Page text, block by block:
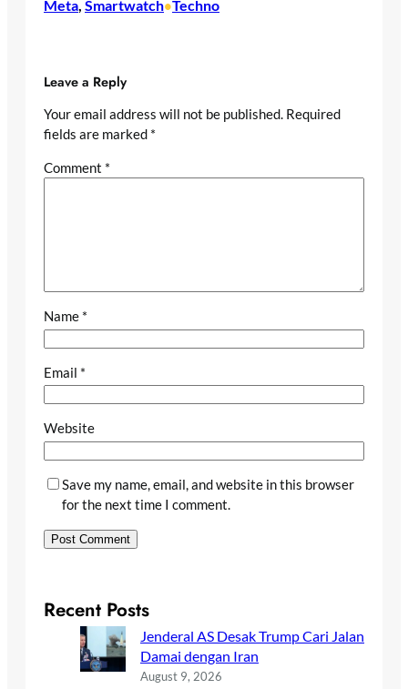
Meta Smartwatch•Techno
Leave a Reply
Your email address will not be published. Required
fields are marked *
Comment *
Name *
Email *
Website
Save my name, email, and website in this browser
for the next time I comment.
Recent Posts
Jenderal AS Desak Trump Cari Jalan
Damai dengan Iran
August 9, 2026